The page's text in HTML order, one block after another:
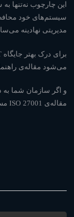
این چارچوب نه‌تنها
سیستم‌های خود
مدیریتی نهادینه
می‌شود مقاله‌ی
و اگر سازمان شما به
مقاله‌ی ISO 27001